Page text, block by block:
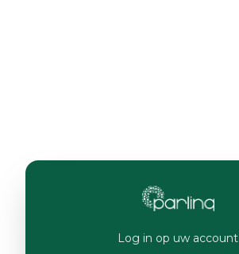
Log in op uw account